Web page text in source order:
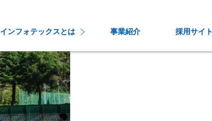
インフォテックスとは 事業紹介 採用サイト